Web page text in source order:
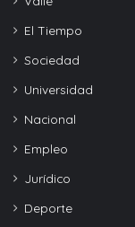
El Tiempo
Sociedad
Universidad
Nacional
Empleo
Jurídico
Deporte